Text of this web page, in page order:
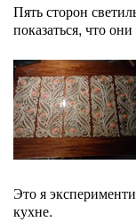
Пять сторон
показаться, что
Это я
кухне.